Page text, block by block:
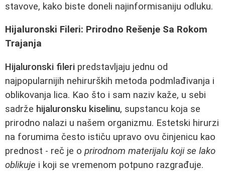
stavove, kako biste doneli najinformisaniju odluku.
Hijaluronski Fileri: Prirodno Rešenje Sa Rokom
Trajanja
Hijaluronski fileri predstavljaju jednu od
najpopularnijih nehirurških metoda podmlađivanja i
oblikovanja lica. Kao što i sam naziv kaže, u sebi
sadrže hijaluronsku kiselinu, supstancu koja se
prirodno nalazi u našem organizmu. Estetski hirurzi
na forumima često ističu upravo ovu činjenicu kao
prednost - reč je o prirodnom materijalu koji se lako
oblikuje i koji se vremenom potpuno razgrađuje.